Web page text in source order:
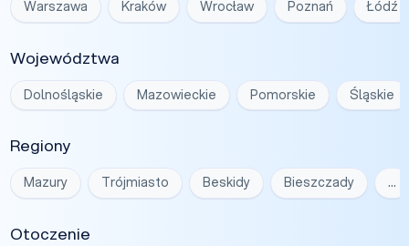
Warszawa Kraków Wrocław Poznań Łódź
Województwa
Dolnośląskie Mazowieckie Pomorskie Śląskie
Regiony
Mazury Trójmiasto Beskidy Bieszczady …
Otoczenie